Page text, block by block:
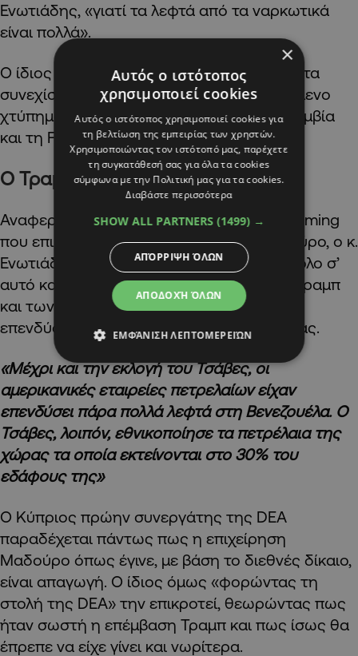
Ενωτιάδης, «γιατί τα λεφτά από τα ναρκωτικά
είναι πολλά».
Ο ίδιος πάντως, εκτιμά πως αν τα πράγματα
συνεχίσουν κατ’ αυτόν τον τρόπο, το επόμενο
χτύπημα της Αμερικής θα είναι στην Κολομβία
και τη FARC.
Ο Τραμπ
Αναφερόμενος περαιτέρω στο θέμα του timing
που επιλέχθηκε για την επιχείρηση Μαδούρο, ο κ.
Ενωτιάδης είπε πως σαφέστατα έπαιξε ρόλο σ’
αυτό και η ιδιοσυγκρασία του Προέδρου Τραμπ
και των βλέψεων του για αμερικανικές
επενδύσεις στα πετρέλαια της Βενεζουέλας.
«Μέχρι και την εκλογή του Τσάβες, οι
αμερικανικές εταιρείες πετρελαίων είχαν
επενδύσει πάρα πολλά λεφτά στη Βενεζουέλα. Ο
Τσάβες, λοιπόν, εθνικοποίησε τα πετρέλαια της
χώρας τα οποία εκτείνονται στο 30% του
εδάφους της»
Ο Κύπριος πρώην συνεργάτης της DEA
παραδέχεται πάντως πως η επιχείρηση
Μαδούρο όπως έγινε, με βάση το διεθνές δίκαιο,
είναι απαγωγή. Ο ίδιος όμως «φορώντας τη
στολή της DEA» την επικροτεί, θεωρώντας πως
ήταν σωστή η επέμβαση Τραμπ και πως ίσως θα
έπρεπε να είχε γίνει και νωρίτερα.
×
Αυτός ο ιστότοπος
χρησιμοποιεί cookies
Αυτός ο ιστότοπος χρησιμοποιεί cookies για
τη βελτίωση της εμπειρίας των χρηστών.
Χρησιμοποιώντας τον ιστότοπό μας, παρέχετε
τη συγκατάθεσή σας για όλα τα cookies
σύμφωνα με την Πολιτική μας για τα cookies.
Διαβάστε περισσότερα
SHOW ALL PARTNERS (1499) →
ΑΠΟΔΟΧΉ ΌΛΩΝ
ΑΠΌΡΡΙΨΗ ΌΛΩΝ
ΕΜΦΆΝΙΣΗ ΛΕΠΤΟΜΕΡΕΙΏΝ